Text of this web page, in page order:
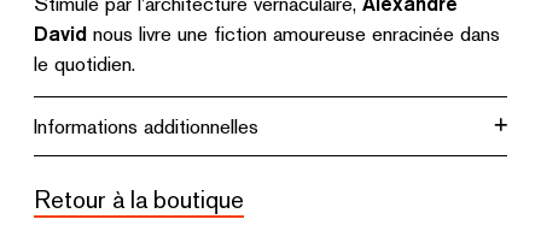
David nous livre une fiction amoureuse enracinée dans
le quotidien.
Informations additionnelles
Retour à la boutique